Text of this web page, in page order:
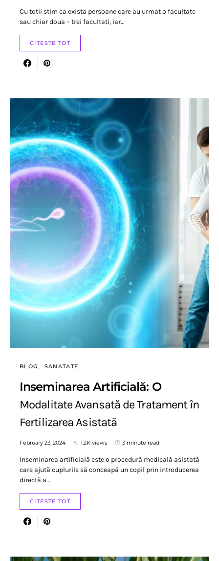
Cu totii stim ca exista persoane care au urmat o facultate
sau chiar doua – trei facultati, iar…
CITESTE TOT
BLOG SANATATE
Inseminarea Artificială: O
Modalitate Avansată de Tratament în
Fertilizarea Asistată
February 23, 2024 1.2K views 3 minute read
Inseminarea artificială este o procedură medicală asistată
care ajută cuplurile să conceapă un copil prin introducerea
directă a…
CITESTE TOT